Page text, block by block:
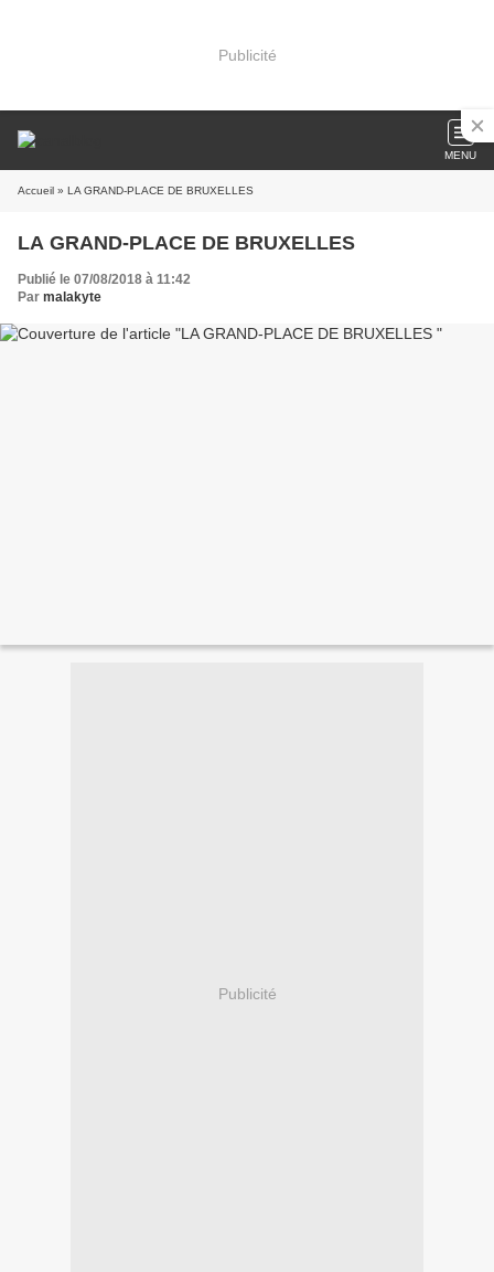
Publicité
MENU
Accueil » LA GRAND-PLACE DE BRUXELLES
LA GRAND-PLACE DE BRUXELLES
Publié le 07/08/2018 à 11:42
Par malakyte
Publicité